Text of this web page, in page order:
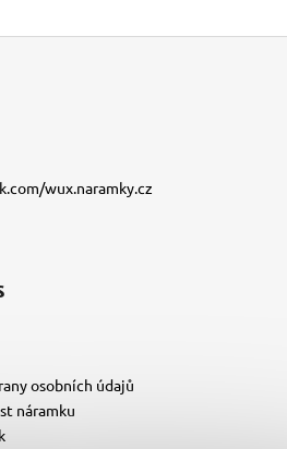
wux.naramky.cz
osobních údajů
náramku